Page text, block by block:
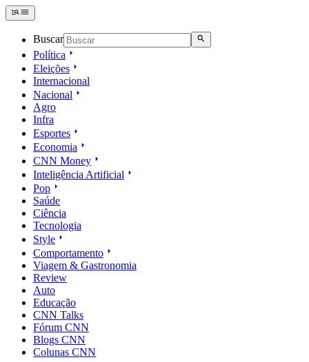
Buscar
Política
Eleições
Internacional
Nacional
Agro
Infra
Esportes
Economia
CNN Money
Inteligência Artificial
Pop
Saúde
Ciência
Tecnologia
Style
Comportamento
Viagem & Gastronomia
Review
Auto
Educação
CNN Talks
Fórum CNN
Blogs CNN
Colunas CNN